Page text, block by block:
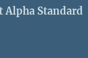
Alpha Standard